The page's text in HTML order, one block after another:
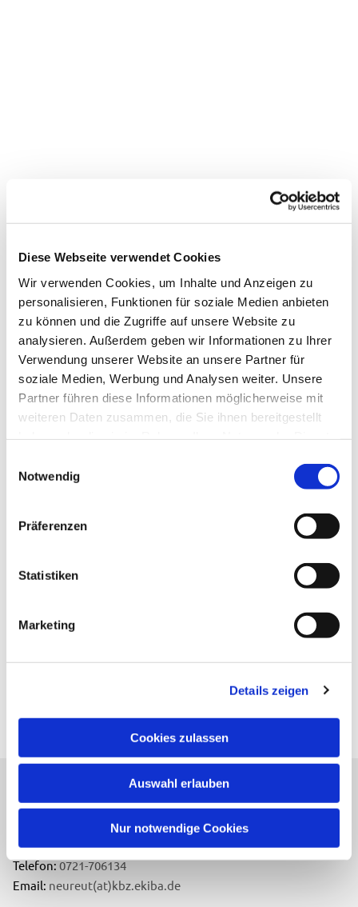
Diese Webseite verwendet Cookies
Wir verwenden Cookies, um Inhalte und Anzeigen zu
personalisieren, Funktionen für soziale Medien anbieten
zu können und die Zugriffe auf unsere Website zu
analysieren. Außerdem geben wir Informationen zu Ihrer
Verwendung unserer Website an unsere Partner für
soziale Medien, Werbung und Analysen weiter. Unsere
Partner führen diese Informationen möglicherweise mit
weiteren Daten zusammen, die Sie ihnen bereitgestellt
Notwendig
Präferenzen
Statistiken
Marketing
Details zeigen
Cookies zulassen
Auswahl erlauben
Nur notwendige Cookies
Dies könnte Sie auch interessieren
Evangelische Kirchengemeinde Neureut
Neureuter Hauptstraße 260
76149 Karlsruhe
Telefon:0721-706134
Email: neureut(at)kbz.ekiba.de